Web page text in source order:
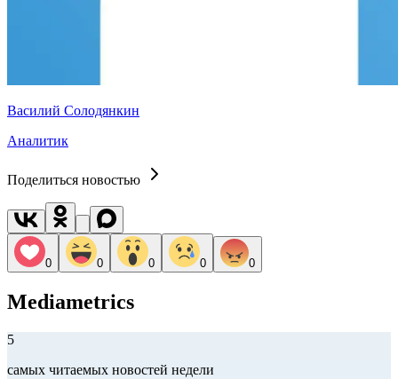
Василий Солодянкин
Аналитик
Поделиться новостью
0 0 0 0 0
Mediametrics
5
самых читаемых новостей недели